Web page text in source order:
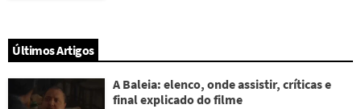
Últimos Artigos
A Baleia: elenco, onde assistir, críticas e
final explicado do filme